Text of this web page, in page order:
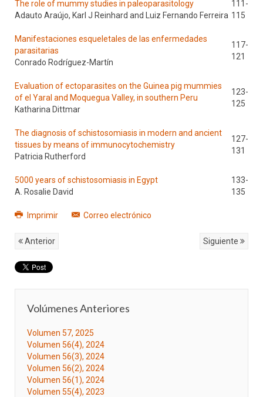
The role of mummy studies in paleoparasitology
111-
115
Adauto Araújo, Karl J Reinhard and Luiz Fernando Ferreira
Manifestaciones esqueletales de las enfermedades
parasitarias
117-
121
Conrado Rodríguez-Martín
Evaluation of ectoparasites on the Guinea pig mummies
of el Yaral and Moquegua Valley, in southern Peru
123-
125
Katharina Dittmar
The diagnosis of schistosomiasis in modern and ancient
tissues by means of immunocytochemistry
127-
131
Patricia Rutherford
5000 years of schistosomiasis in Egypt
133-
135
A. Rosalie David
Imprimir Correo electrónico
Anterior Siguiente
Volúmenes Anteriores
Volumen 57, 2025
Volumen 56(4), 2024
Volumen 56(3), 2024
Volumen 56(2), 2024
Volumen 56(1), 2024
Volumen 55(4), 2023